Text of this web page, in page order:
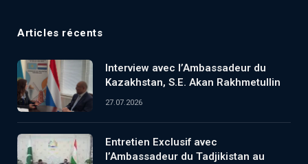
Articles récents
Interview avec l’Ambassadeur du
Kazakhstan, S.E. Akan Rakhmetullin
27.07.2026
Entretien Exclusif avec
l’Ambassadeur du Tadjikistan au